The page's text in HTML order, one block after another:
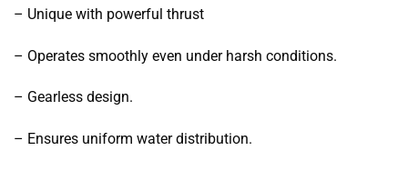
– Unique with powerful thrust
– Operates smoothly even under harsh conditions.
– Gearless design.
– Ensures uniform water distribution.